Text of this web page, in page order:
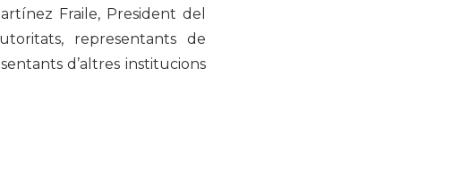
Fraile, President del
representants de
d’altres institucions